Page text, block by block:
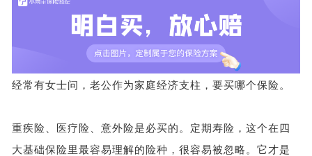
经常有女士问，老公作为家庭经济支柱，要买哪个保险。
重疾险、医疗险、意外险是必买的。定期寿险，这个在四
大基础保险里最容易理解的险种，很容易被忽略。它才是